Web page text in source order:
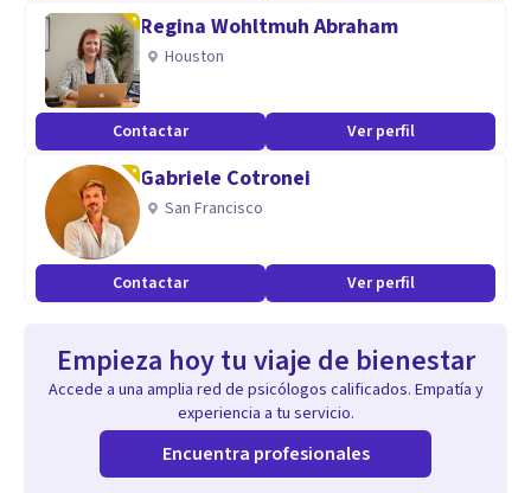
Regina Wohltmuh Abraham
Houston
Contactar Ver perfil
Gabriele Cotronei
San Francisco
Contactar Ver perfil
Empieza hoy tu viaje de bienestar
Accede a una amplia red de psicólogos calificados. Empatía y
experiencia a tu servicio.
Encuentra profesionales